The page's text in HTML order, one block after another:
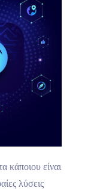
κάποιου είναι
λύσεις